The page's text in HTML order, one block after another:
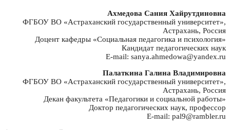
Ахмедова Сания Хайрутдиновна
ФГБОУ ВО «Астраханский государственный университет»,
Астрахань, Россия
Доцент кафедры «Социальная педагогика и психология»
Кандидат педагогических наук
E-mail: sanya.ahmedowa@yandex.ru
Палаткина Галина Владимировна
ФГБОУ ВО «Астраханский государственный университет»,
Астрахань, Россия
Декан факультета «Педагогики и социальной работы»
Доктор педагогических наук, профессор
E-mail: pal9@rambler.ru